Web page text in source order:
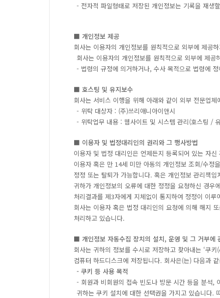
- 전자적 파일형태로 저장된 개인정보는 기록을 재생
■ 개인정보 제공
회사는 이용자의 개인정보를 원칙적으로 외부에 제공
회사는 이용자의 개인정보를 원칙적으로 외부에 제
- 법령의 규정에 의거하거나, 수사 목적으로 법령에
■ 호스팅 및 유지보수
회사는 서비스 이행을 위해 아래와 같이 외부 전문업
- 위탁 대상자 : (주)쓰리애니아이앤시
- 위탁업무 내용 : 웹사이트 및 시스템 관리(호스팅 /
■ 이용자 및 법정대리인의 권리와 그 행사방법
이용자 및 법정 대리인은 언제든지 등록되어 있는 자
이용자 혹은 만 14세 미만 아동의 개인정보 조회/수정
정정 또는 탈퇴가 가능합니다. 혹은 개인정보 관리책
귀하가 개인정보의 오류에 대한 정정을 요청하신 경
처리결과를 제3자에게 지체없이 통지하여 정정이 이루
회사는 이용자 혹은 법정 대리인의 요청에 의해 해지
처리하고 있습니다.
■ 개인정보 자동수집 장치의 설치, 운영 및 그 거부에
회사는 귀하의 정보를 수시로 저장하고 찾아내는 ‘쿠
컴퓨터 하드디스크에 저장됩니다. 회사은(는) 다음과
- 쿠키 등 사용 목적
- 회원과 비회원의 접속 빈도나 방문 시간 등을 분석,
귀하는 쿠키 설치에 대한 선택권을 가지고 있습니다.